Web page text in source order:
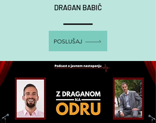
DRAGAN BABIČ
POSLUŠAJ